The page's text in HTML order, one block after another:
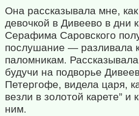
Она рассказывала мне,
девочкой в Дивеево в дни
Серафима Саровского
послушание — разливала
паломникам.
будучи на подворье
Петергофе, видела царя,
везли в золотой карете” и
ним.